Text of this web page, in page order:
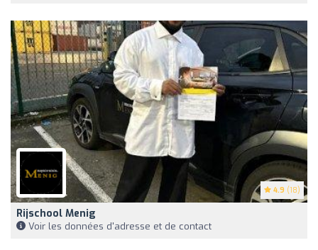
4.9 (18)
Rijschool Menig
Voir les données d'adresse et de contact